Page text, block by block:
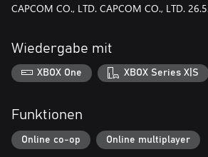
CAPCOM CO., LTD. CAPCOM CO., LTD.
Wiedergabe mit
XBOX One XBOX Series X|S
Funktionen
Online co-op Online multiplayer